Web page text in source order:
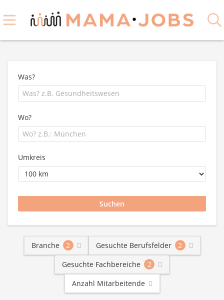
Was?
Wo?
Umkreis
Branche 2 Gesuchte Berufsfelder
2
Gesuchte Fachbereiche
2
Anzahl Mitarbeitende